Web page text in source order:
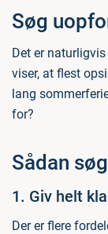
Søg
Det er
viser, at flest
lang
for?
Sådan
1. Giv helt
Der er flere